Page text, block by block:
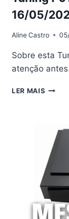
16/05/
AlineCastro
Sobre esta
atenção
LER MAIS TUNING
16/